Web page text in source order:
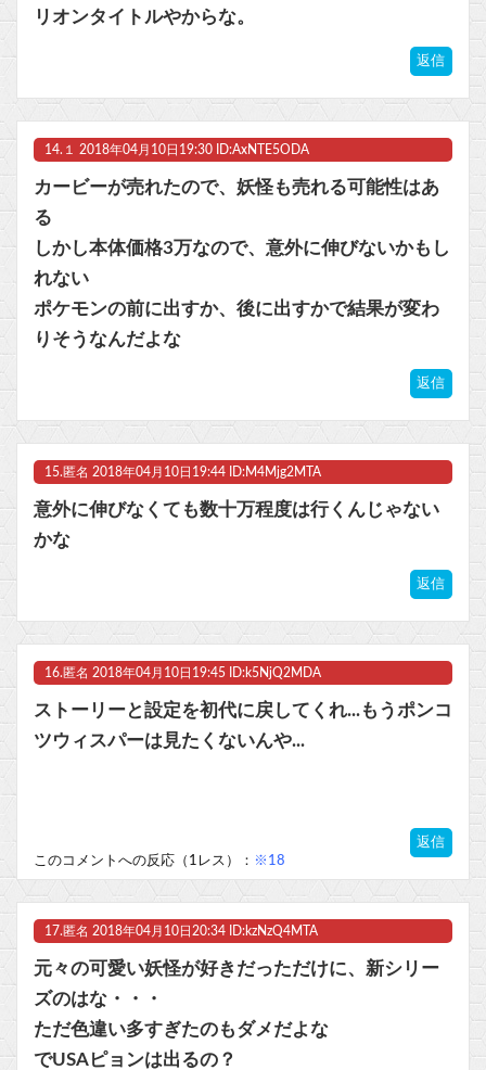
リオンタイトルやからな。
返信
14. １ 2018年04月10日19:30 ID:AxNTE5ODA
カービーが売れたので、妖怪も売れる可能性はあ
る
しかし本体価格3万なので、意外に伸びないかもし
れない
ポケモンの前に出すか、後に出すかで結果が変わ
りそうなんだよな
返信
15. 匿名 2018年04月10日19:44 ID:M4Mjg2MTA
意外に伸びなくても数十万程度は行くんじゃない
かな
返信
16. 匿名 2018年04月10日19:45 ID:k5NjQ2MDA
ストーリーと設定を初代に戻してくれ...もうポンコ
ツウィスパーは見たくないんや...
返信
このコメントへの反応（1レス）： ※18
17. 匿名 2018年04月10日20:34 ID:kzNzQ4MTA
元々の可愛い妖怪が好きだっただけに、新シリー
ズのはな・・・
ただ色違い多すぎたのもダメだよな
でUSAピョンは出るの？